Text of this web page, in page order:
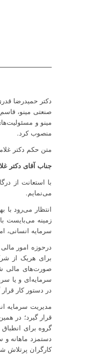
دکتر حمیدرضا
صنعتی مینو،
مینو و
منصوب کرد.
متن حکم دکتر
جناب آقای دکتر
با استعانت از
می‌نمایم.
انتظار می‌رود با
زمینه می‌بایست
سرمایه انسانی،
درحوزه امور
برای هریک از
صورت‌های مالی
در دستور کار قرار
مدیریت سرمایه
قرار گیرد؛ در
گروه برای
دستمزد ماهانه و
کارگران پرتلاش
شرکت صنعتی پارس مینو